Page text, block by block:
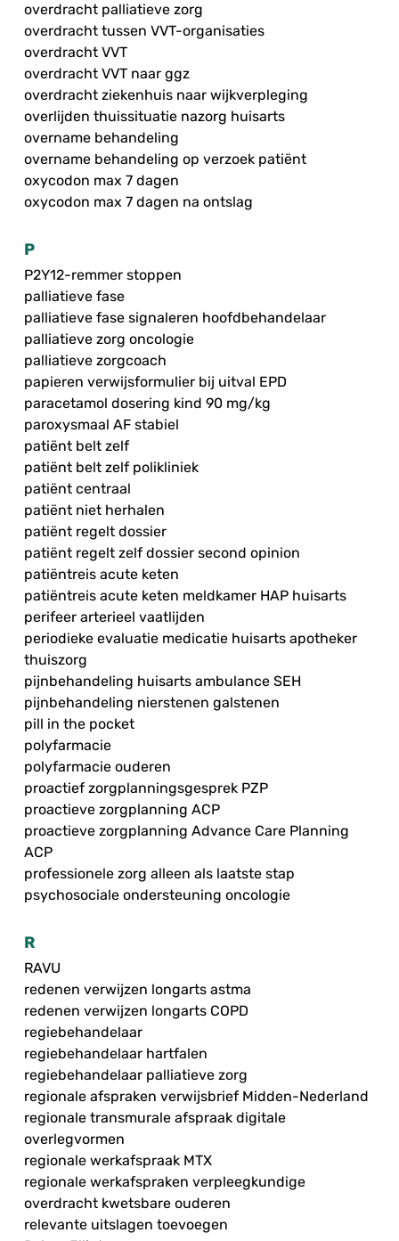
overdracht palliatieve zorg
overdracht tussen VVT-organisaties
overdracht VVT
overdracht VVT naar ggz
overdracht ziekenhuis naar wijkverpleging
overlijden thuissituatie nazorg huisarts
overname behandeling
overname behandeling op verzoek patiënt
oxycodon max 7 dagen
oxycodon max 7 dagen na ontslag
P
P2Y12-remmer stoppen
palliatieve fase
palliatieve fase signaleren hoofdbehandelaar
palliatieve zorg oncologie
palliatieve zorgcoach
papieren verwijsformulier bij uitval EPD
paracetamol dosering kind 90 mg/kg
paroxysmaal AF stabiel
patiënt belt zelf
patiënt belt zelf polikliniek
patiënt centraal
patiënt niet herhalen
patiënt regelt dossier
patiënt regelt zelf dossier second opinion
patiëntreis acute keten
patiëntreis acute keten meldkamer HAP huisarts
perifeer arterieel vaatlijden
periodieke evaluatie medicatie huisarts apotheker
thuiszorg
pijnbehandeling huisarts ambulance SEH
pijnbehandeling nierstenen galstenen
pill in the pocket
polyfarmacie
polyfarmacie ouderen
proactief zorgplanningsgesprek PZP
proactieve zorgplanning ACP
proactieve zorgplanning Advance Care Planning
ACP
professionele zorg alleen als laatste stap
psychosociale ondersteuning oncologie
R
RAVU
redenen verwijzen longarts astma
redenen verwijzen longarts COPD
regiebehandelaar
regiebehandelaar hartfalen
regiebehandelaar palliatieve zorg
regionale afspraken verwijsbrief Midden-Nederland
regionale transmurale afspraak digitale
overlegvormen
regionale werkafspraak MTX
regionale werkafspraken verpleegkundige
overdracht kwetsbare ouderen
relevante uitslagen toevoegen